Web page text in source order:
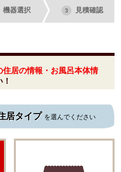
機器選択 3 見積確認
住居の情報・お風呂本体情
居タイプ を選んでください